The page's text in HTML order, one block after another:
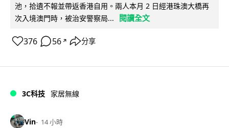
池，拾遺不報並帶返香港自用。兩人本月 2 日經港珠澳大橋再
次入境澳門時，被治安警察局...
閱讀全文
376 56 ↗ 分享
3C科技 家居無線
Vin 14 小時